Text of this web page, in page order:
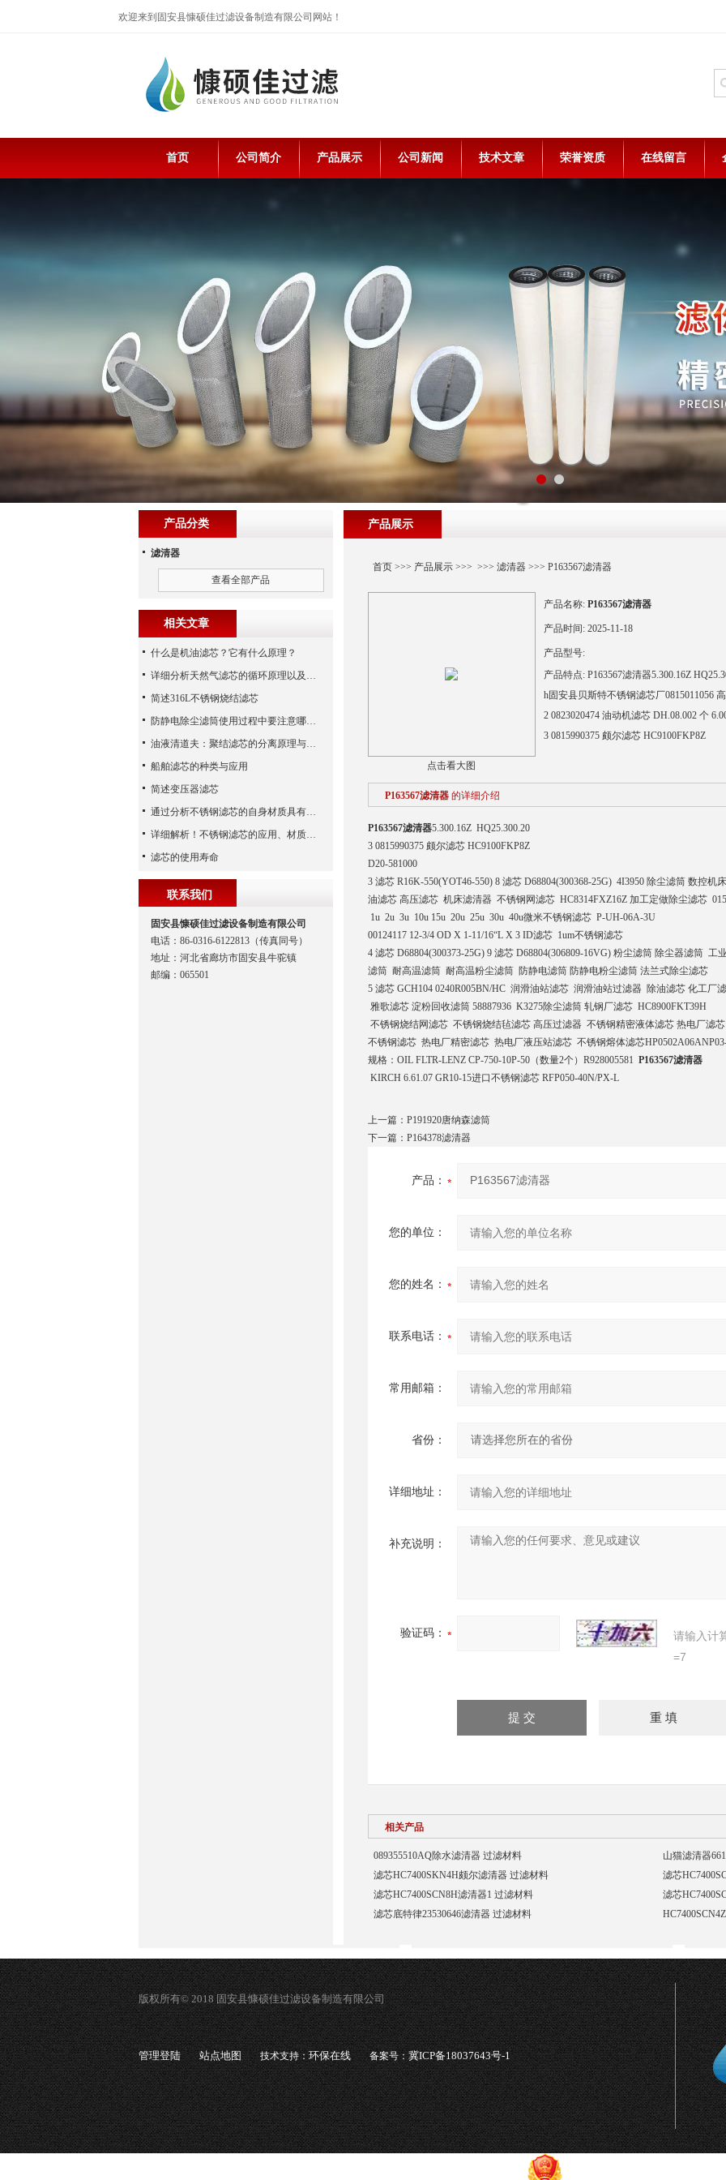
欢迎来到固安县慷硕佳过滤设备制造有限公司网站！
首页 公司简介 产品展示 公司新闻 技术文章 荣誉资质 在线留言
产品展示
首页>>> 产品展示>>> >>> 滤清器>>> P163567滤清器
点击看大图
产品名称: P163567滤清器
产品时间: 2025-11-18
产品型号:
产品特点: P163567滤清器5.300.16Z
h固安县贝斯特不锈钢滤芯厂0815011056
2 0823020474 油动机滤芯 DH.08.002 个
3 0815990375 颇尔滤芯 HC9100FKP8Z
P163567滤清器 的详细介绍
P163567滤清器5.300.16Z HQ25.300.20
3 0815990375 颇尔滤芯 HC9100FKP8Z
D20-581000
3 滤芯 R16K-550(YOT46-550) 8 滤芯 D68804(300368-25G) 4I3950 除尘滤筒 数控机
油滤芯 高压滤芯 机床滤清器 不锈钢网滤芯 HC8314FXZ16Z 加工定做除尘滤芯
1u 2u 3u 10u 15u 20u 25u 30u 40u微米不锈钢滤芯 P-UH-06A-3U
00124117 12-3/4 OD X 1-11/16“L X 3 ID滤芯 1um不锈钢滤芯
4 滤芯 D68804(300373-25G) 9 滤芯 D68804(306809-16VG) 粉尘滤筒 除尘器滤筒 工
滤筒 耐高温滤筒 耐高温粉尘滤筒 防静电滤筒 防静电粉尘滤筒 法兰式除尘滤芯
5 滤芯 GCH104 0240R005BN/HC 润滑油站滤芯 润滑油站过滤器 除油滤芯 化工厂
雅歌滤芯 淀粉回收滤筒 58887936 K3275除尘滤筒 轧钢厂滤芯 HC8900FKT39H
不锈钢烧结网滤芯 不锈钢烧结毡滤芯 高压过滤器 不锈钢精密液体滤芯 热电厂滤
不锈钢滤芯 热电厂精密滤芯 热电厂液压站滤芯 不锈钢熔体滤芯
规格：OIL FLTR-LENZ CP-750-10P-50（数量2个）R928005581 P163567滤清器
KIRCH 6.61.07 GR10-15进口不锈钢滤芯 RFP050-40N/PX-L
上一篇： P191920唐纳森滤筒
下一篇： P164378滤清器
产品：
您的单位：
您的姓名：
联系电话：
常用邮箱：
省份：
详细地址：
补充说明：
验证码：
请输入计
=7
相关产品
089355510AQ除水滤清器 过滤材料
山猫滤清器
滤芯HC7400SKN4H颇尔滤清器 过滤材料
滤芯
滤芯HC7400SCN8H滤清器1 过滤材料
滤芯
滤芯底特律23530646滤清器 过滤材料
产品分类
滤清器
查看全部产品
相关文章
什么是机油滤芯？它有什么原理？
详细分析天然气滤芯的循环原理以及使用特性
简述316L不锈钢烧结滤芯
防静电除尘滤筒使用过程中要注意哪些事项
油液清道夫：聚结滤芯的分离原理与核心作用解析
船舶滤芯的种类与应用
简述变压器滤芯
通过分析不锈钢滤芯的自身材质具有哪些优点？
详细解析！不锈钢滤芯的应用、材质以及使用特点
滤芯的使用寿命
联系我们
固安县慷硕佳过滤设备制造有限公司
电话：86-0316-6122813（传真同号）
地址：河北省廊坊市固安县牛驼镇
邮编：065501
版权所有© 2018 固安县慷硕佳过滤设备制造有限公司
管理登陆 站点地图 技术支持：环保在线 备案号：冀ICP备18037643号-1